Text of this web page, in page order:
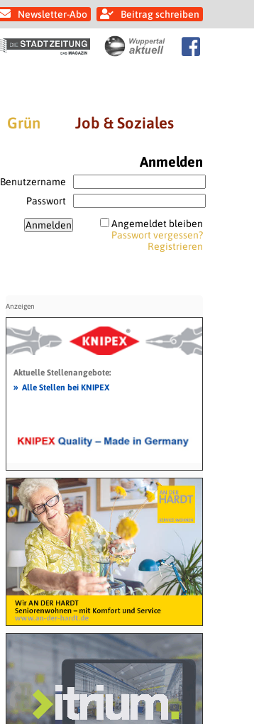
Newsletter-Abo Beitrag schreiben
Grün Job & Soziales
Anmelden
Benutzername
Passwort
Angemeldet bleiben
Passwort vergessen?
Registrieren
Aktuelle Stellenangebote:
» Alle Stellen bei KNIPEX